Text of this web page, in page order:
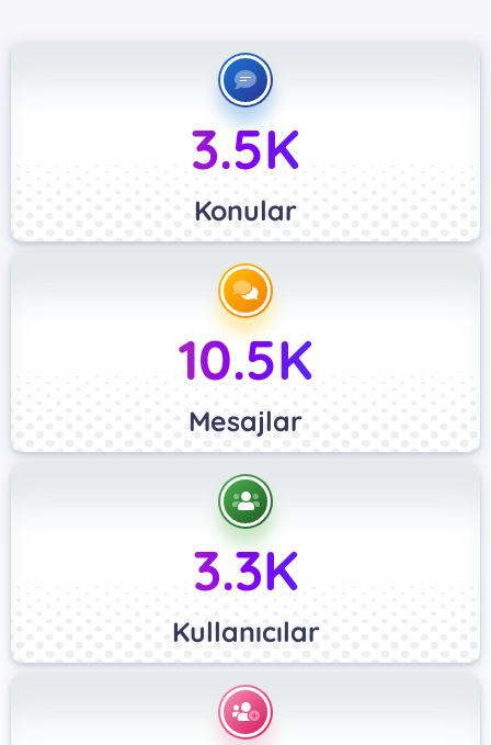
3.5K
Konular
10.5K
Mesajlar
3.3K
Kullanıcılar